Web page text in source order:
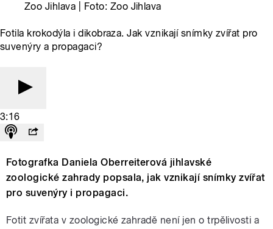
Zoo Jihlava | Foto: Zoo Jihlava
Fotila krokodýla i dikobraza. Jak vznikají snímky zvířat pro
suvenýry a propagaci?
3:16
Fotografka Daniela Oberreiterová jihlavské
zoologické zahrady popsala, jak vznikají snímky zvířat
pro suvenýry i propagaci.
Fotit zvířata v zoologické zahradě není jen o trpělivosti a